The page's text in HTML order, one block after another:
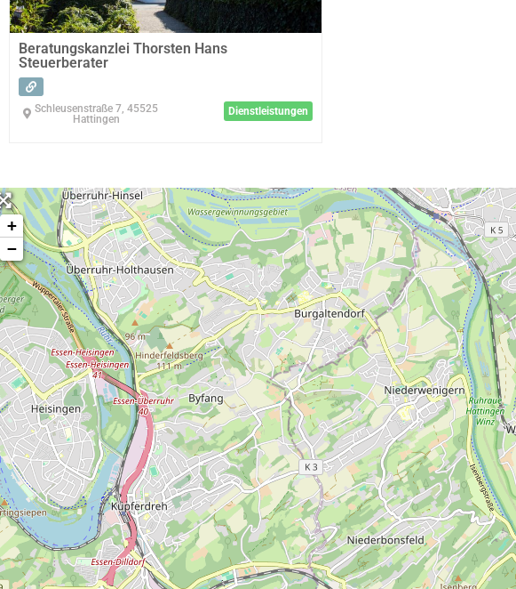
Beratungskanzlei Thorsten Hans
Steuerberater
Schleusenstraße 7, 45525
Hattingen
Dienstleistungen
+
−